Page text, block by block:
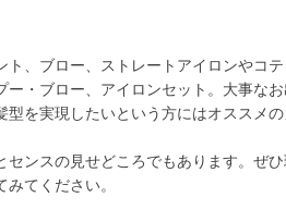
ト、ブロー、ストレートアイロンやコ
ー・ブロー、アイロンセット。大事な
型を実現したいという方にはオススメの
センスの見せどころでもあります。ぜ
てください。